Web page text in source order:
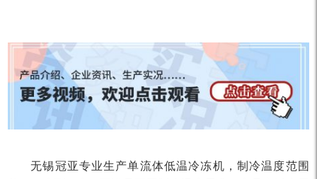
无锡冠亚专业生产单流体低温冷冻机，制冷温度范围